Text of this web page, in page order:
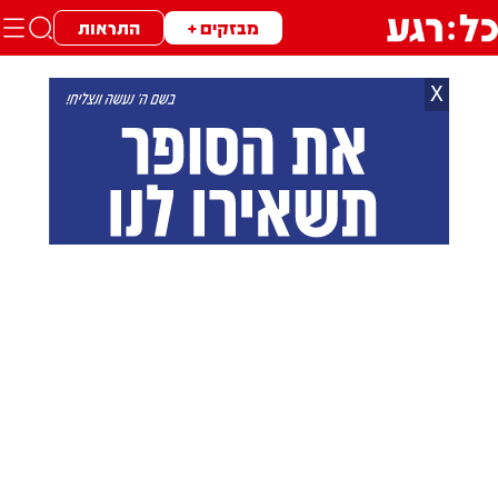
מבזקים + התראות
X